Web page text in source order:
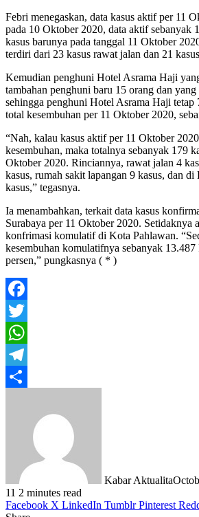
Febri menegaskan, data kasus aktif per 11
pada 10 Oktober 2020, data aktif sebanyak
kasus barunya pada tanggal 11 Oktober
terdiri dari 23 kasus rawat jalan dan 21
Kemudian penghuni Hotel Asrama Haji
tambahan penghuni baru 15 orang dan
sehingga penghuni Hotel Asrama Haji tetap
total kesembuhan per 11 Oktober 2020,
“Nah, kalau kasus aktif per 11 Oktober
kesembuhan, maka totalnya sebanyak 179
Oktober 2020. Rinciannya, rawat jalan 4
kasus, rumah sakit lapangan 9 kasus, dan
kasus,” tegasnya.
Ia menambahkan, terkait data kasus
Surabaya per 11 Oktober 2020. Setidaknya
konfrimasi komulatif di Kota Pahlawan.
kesembuhan komulatifnya sebanyak 13.487
persen,” pungkasnya ( * )
Facebook
Twitter
WhatsApp
Telegram
Kabar Aktualita
11 2 minutes read
Facebook X LinkedIn Tumblr Pinterest